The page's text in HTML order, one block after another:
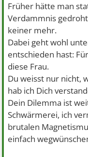
Früher hätte man
Verdammnis
keiner mehr.
Dabei geht wohl
entschieden hast:
diese Frau.
Du weisst nur nicht,
hab ich Dich
Dein Dilemma ist
Schwärmerei, ich
brutalen
einfach